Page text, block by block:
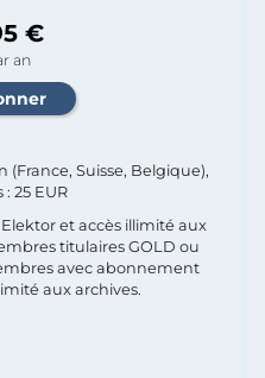
€
an
(France, Suisse, Belgique),
25 EUR
et accès illimité aux
titulaires GOLD ou
avec abonnement
aux archives.